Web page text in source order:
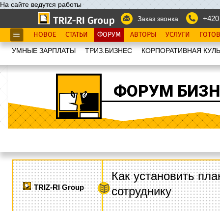
На сайте ведутся работы
Заказ звонка
НОВОЕ СТАТЬИ ФОРУМ АВТОРЫ УСЛУГИ
УМНЫЕ ЗАРПЛАТЫ ТРИЗ.БИЗНЕС КОРПОРАТИВНАЯ
ФОРУМ
TRIZ-RI Group
Как установить
сотруднику